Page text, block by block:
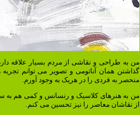
من به طراحی و نقاشی از مردم بسیار علاقه
گذاشتن همان آناتومی و تصویر می توانم
منحصر به فردی را در هریک به وجود آورم.
من به هنرهای کلاسیک و رنسانس و کمی هم به
از نقاشان معاصر را نیز تحسین می کنم.